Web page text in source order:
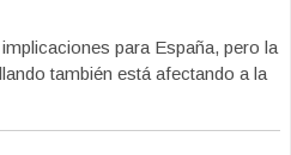
para España, pero la
también está afectando a la